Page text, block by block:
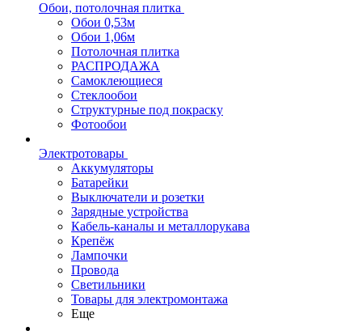
Обои, потолочная плитка
Обои 0,53м
Обои 1,06м
Потолочная плитка
РАСПРОДАЖА
Самоклеющиеся
Стеклообои
Структурные под покраску
Фотообои
Электротовары
Аккумуляторы
Батарейки
Выключатели и розетки
Зарядные устройства
Кабель-каналы и металлорукава
Крепёж
Лампочки
Провода
Светильники
Товары для электромонтажа
Еще